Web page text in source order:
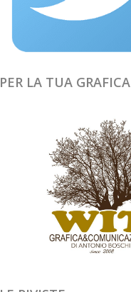
PER LA TUA GRAFICA